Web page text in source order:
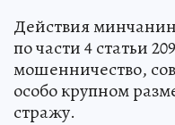
Действия
по части 4 статьи
мошенничество,
особо крупном
стражу.